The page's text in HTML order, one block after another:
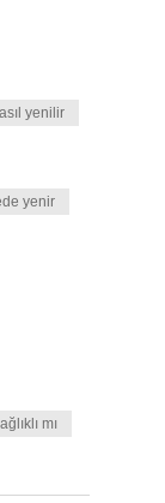
yenilir
yenir
mı